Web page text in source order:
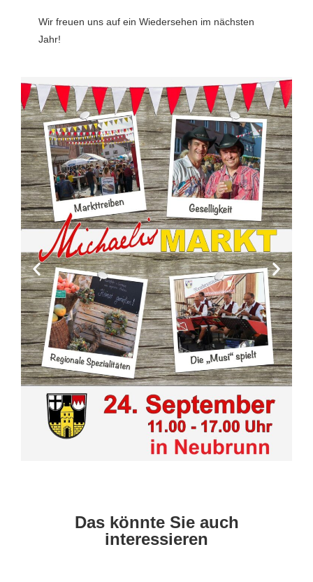
Wir freuen uns auf ein Wiedersehen im nächsten
Jahr!
Das könnte Sie auch
interessieren